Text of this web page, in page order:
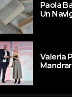
Paola
Un
Valeria